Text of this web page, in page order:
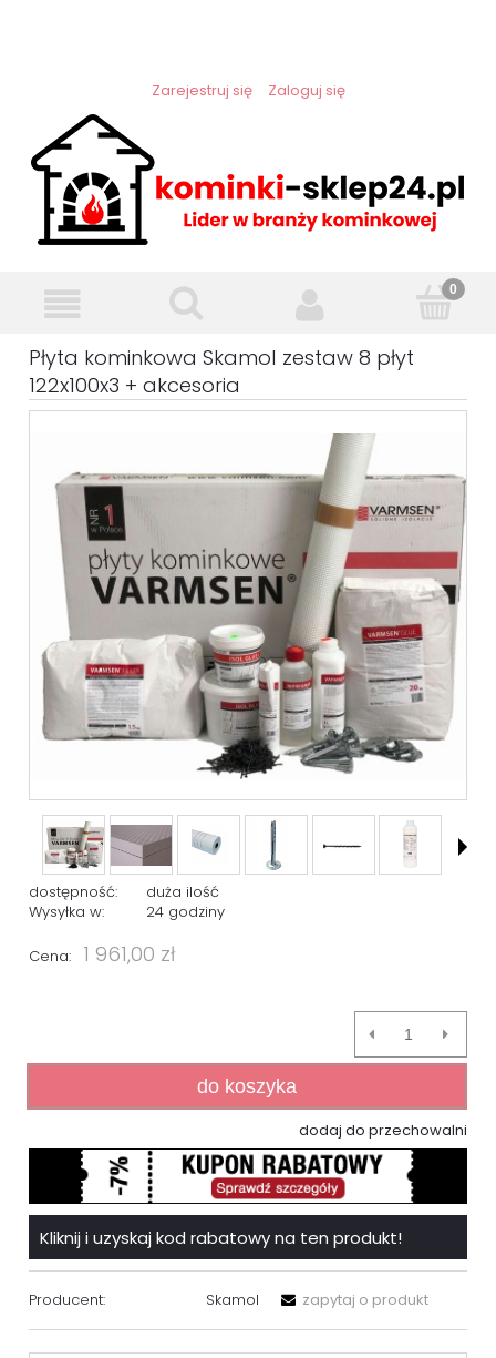
Zarejestruj się Zaloguj się
Płyta kominkowa Skamol zestaw 8 płyt
122x100x3 + akcesoria
dostępność:
duża ilość
Wysyłka w:
24 godziny
Cena: 1 961,00 zł
do koszyka
dodaj do przechowalni
Kliknij i uzyskaj kod rabatowy na ten produkt!
Producent: Skamol zapytaj o produkt